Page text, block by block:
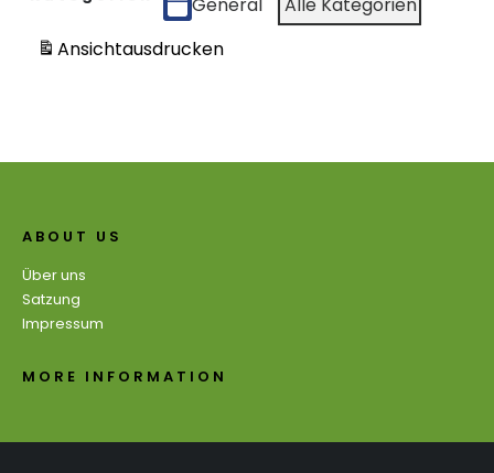
Ansichtausdrucken
ABOUT US
Über uns
Satzung
Impressum
MORE INFORMATION